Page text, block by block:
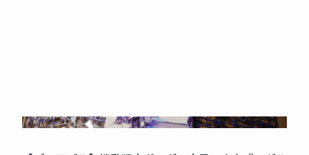
NOW PRINTING...